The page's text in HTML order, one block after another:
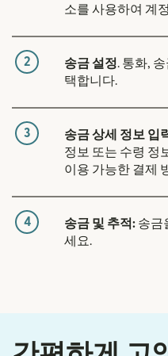
소를 사용하여 계
2 송금 설정. 통화,
택합니다.
3 송금 상세 정보 입
정보 또는 수령 정
이용 가능한 결제
4 송금 및 추적: 송금
세요.